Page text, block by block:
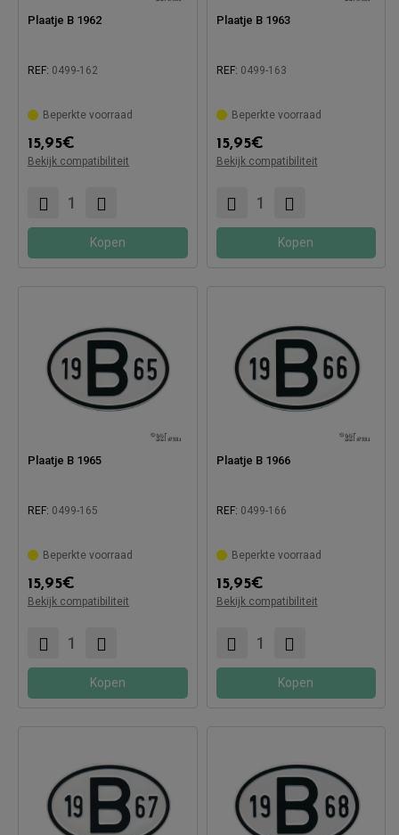
Plaatje B 1962
REF: 0499-162
Beperkte voorraad
15,95€
Bekijk compatibiliteit
Compatibel met:
Kopen
Plaatje B 1963
REF: 0499-163
Beperkte voorraad
15,95€
Bekijk compatibiliteit
Compatibel met:
Kopen
Plaatje B 1965
REF: 0499-165
Beperkte voorraad
15,95€
Bekijk compatibiliteit
Compatibel met:
Kopen
Plaatje B 1966
REF: 0499-166
Beperkte voorraad
15,95€
Bekijk compatibiliteit
Compatibel met:
Kopen